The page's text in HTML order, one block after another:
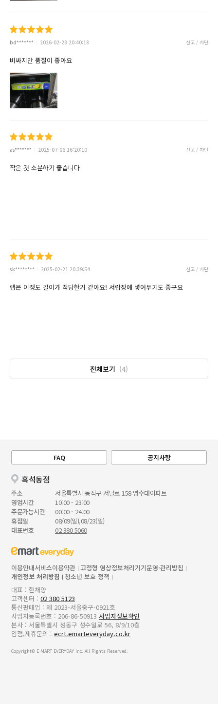
bd******* 2026-02-28 20:40:18 신고 / 차단
비싸지만 품질이 좋아요
as******* 2025-07-06 16:20:10 신고 / 차단
작은 것 소분하기 좋습니다
sk******** 2025-02-21 20:39:54 신고 / 차단
랩은 이정도 길이가 적당한거 같아요! 서랍장에 넣어두기도 좋구요
전체보기 (4)
FAQ 공지사항
흑석동점
주소
서울특별시 동작구 서달로 158 명수대아파트
영업시간
10:00 - 23:00
주문가능시간
00:00 - 24:00
휴점일
08/09(일),08/23(일)
대표번호
02 380 5060
이용안내서비스이용약관 고정형 영상정보처리기기운영·관리방침
개인정보 처리방침
청소년 보호 정책
대표 : 한채양
고객센터 : 02 380 5123
통신판매업 : 제 2023-서울중구-0921호
사업자등록번호 : 206-86-50913 사업자정보확인
본사 : 서울특별시 성동구 성수일로 56, 8/9/10층
입점,제휴문의 : ecrt.emarteveryday.co.kr
Copyright© E-MART EVERYDAY Inc. All Rights Reserved.